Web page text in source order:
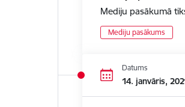
Mediju pasākumā
Mediju pasākums
Datums
14. janvāris,